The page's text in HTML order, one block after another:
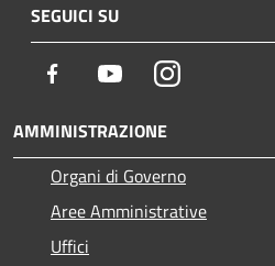
SEGUICI SU
Facebook YoutubeInstagram
AMMINISTRAZIONE
Organi di Governo
Aree Amministrative
Uffici